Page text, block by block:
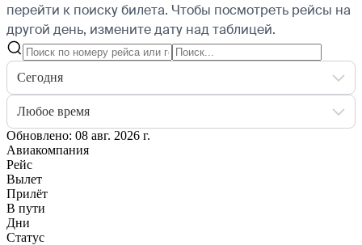
перейти к поиску билета. Чтобы посмотреть рейсы на
другой день, измените дату над таблицей.
Сегодня
Любое время
Обновлено: 08 авг. 2026 г.
Авиакомпания
Рейс
Вылет
Прилёт
В пути
Дни
Статус